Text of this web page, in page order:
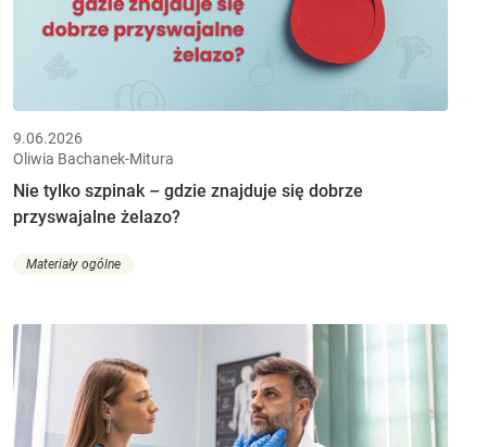
9.06.2026
Oliwia Bachanek-Mitura
Nie tylko szpinak – gdzie znajduje się dobrze
przyswajalne żelazo?
Materiały ogólne